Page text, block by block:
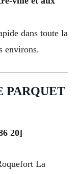
dans toute la
environs.
PARQUET
20]
La